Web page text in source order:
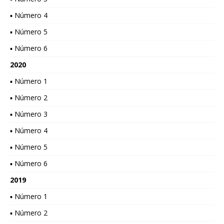
▪ Número 4
▪ Número 5
▪ Número 6
2020
▪ Número 1
▪ Número 2
▪ Número 3
▪ Número 4
▪ Número 5
▪ Número 6
2019
▪ Número 1
▪ Número 2